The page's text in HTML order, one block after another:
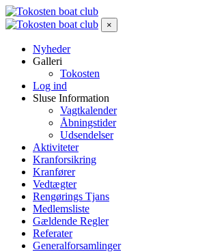
×
Nyheder
Galleri
Tokosten
Log ind
Sluse Information
Vagtkalender
Åbningstider
Udsendelser
Aktiviteter
Kranforsikring
Kranfører
Vedtægter
Rengørings Tjans
Medlemsliste
Gældende Regler
Referater
Generalforsamlinger